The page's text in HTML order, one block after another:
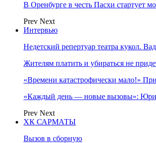
В Оренбурге в честь Пасхи стартует
Prev Next
Интервью
Недетский репертуар театра кукол.
Жителям платить и убираться не
«Времени катастрофически мало!»
«Каждый день — новые вызовы»:
Prev Next
ХК САРМАТЫ
Вызов в сборную